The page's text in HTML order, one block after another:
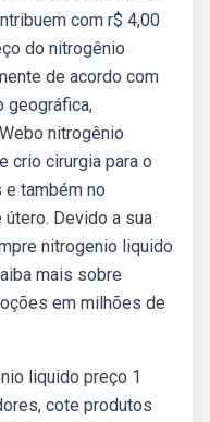
com r$ 4,00
do nitrogênio
de acordo com
geográfica,
nitrogênio
crio cirurgia para o
também no
Devido a sua
nitrogenio liquido
mais sobre
em milhões de
liquido preço 1
cote produtos